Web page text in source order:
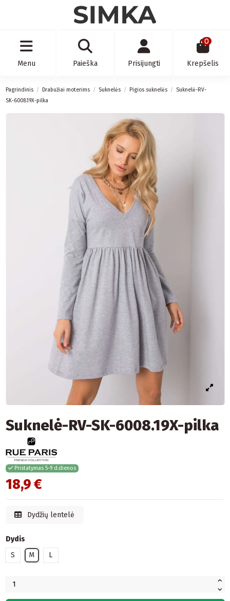
Menu Paieška Prisijungti
0
Krepšelis
Pagrindinis Drabužiai moterims Suknelės Pigios suknelės
Suknelė-RV-
SK-6008.19X-pilka
Suknelė-RV-SK-6008.19X-pilka
Pristatymas 5-9 d.dienos
18,9 €
Dydžių lentelė
Dydis
S
M L